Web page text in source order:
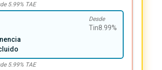
5.99% TAE
Desde
Tin8.99%
5.99% TAE